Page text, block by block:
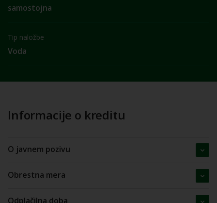
samostojna
Tip naložbe
Voda
Informacije o kreditu
O javnem pozivu
Obrestna mera
Odplačilna doba